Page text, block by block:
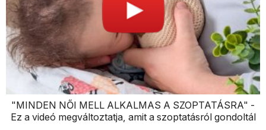
"MINDEN NŐI MELL ALKALMAS A SZOPTATÁSRA" -
Ez a videó megváltoztatja, amit a szoptatásról gondoltál